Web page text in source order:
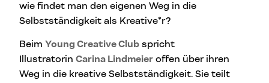
wie findet man den eigenen Weg in die
Selbstständigkeit als Kreative*r?
Beim Young Creative Club spricht
Illustratorin Carina Lindmeier offen über ihren
Weg in die kreative Selbstständigkeit. Sie teilt